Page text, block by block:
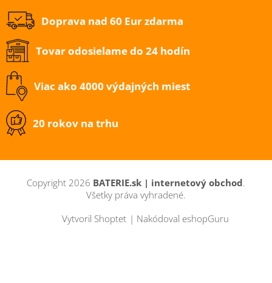
Doprava nad 60 Eur zdarma
Tovar odosielame do 24 hodín
Viac ako 4000 výdajných miest
20 rokov na trhu
Vytvoril Shoptet | Nakódoval eshopGuru
Copyright 2026 BATERIE.sk | internetový obchod.
Všetky práva vyhradené.